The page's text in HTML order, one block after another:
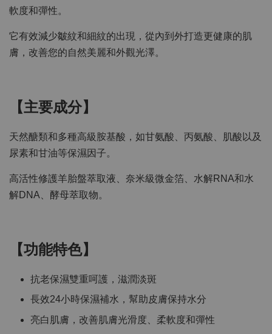
軟度和彈性。
它有效減少皺紋和細紋的出現，從內到外打造更健康的肌
膚，改善您的自然美麗和外觀光澤。
【主要成分】
天然醣類和多種高級胺基酸，如甘氨酸、丙氨酸、肌酸以及
尿素和甘油等保濕因子。
高活性修護羊胎盤萃取液、奈米級微金箔、水解RNA和水
解DNA、酵母萃取物。
【功能特色】
抗老保濕雙重呵護，滋潤淡斑
長效24小時保濕補水，幫助皮膚保持水分
亮白肌膚，改善肌膚光滑度、柔軟度和彈性